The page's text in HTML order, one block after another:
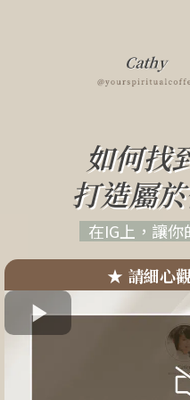
如何找
打造屬
在IG上，讓
★ 請細心